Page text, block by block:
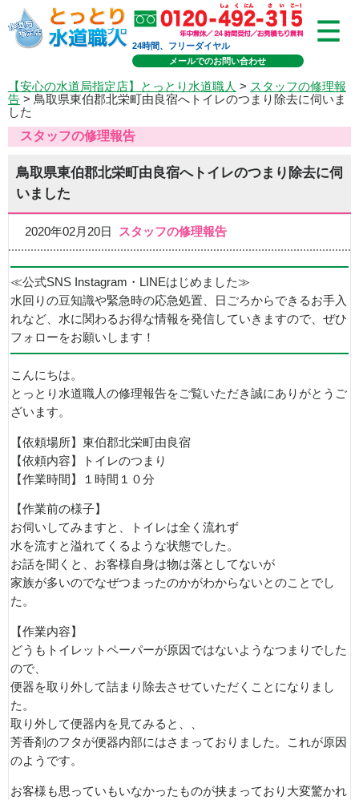
24時間、フリーダイヤル
メールでのお問い合わせ
【安心の水道局指定店】とっとり水道職人 > スタッフの修理報
告 > 鳥取県東伯郡北栄町由良宿へトイレのつまり除去に伺いま
した
スタッフの修理報告
鳥取県東伯郡北栄町由良宿へトイレのつまり除去に伺
いました
2020年02月20日 スタッフの修理報告
≪公式SNS Instagram・LINEはじめました≫
水回りの豆知識や緊急時の応急処置、日ごろからできるお手入
れなど、水に関わるお得な情報を発信していきますので、ぜひ
フォローをお願いします！
こんにちは。
とっとり水道職人の修理報告をご覧いただき誠にありがとうご
ざいます。
【依頼場所】東伯郡北栄町由良宿
【依頼内容】トイレのつまり
【作業時間】１時間１０分
【作業前の様子】
お伺いしてみますと、トイレは全く流れず
水を流すと溢れてくるような状態でした。
お話を聞くと、お客様自身は物は落としてないが
家族が多いのでなぜつまったのかがわからないとのことでし
た。
【作業内容】
どうもトイレットペーパーが原因ではないようなつまりでした
ので、
便器を取り外して詰まり除去させていただくことになりまし
た。
取り外して便器内を見てみると、、
芳香剤のフタが便器内部にはさまっておりました。これが原因
のようです。
お客様も思っていもいなかったものが挟まっており大変驚かれ